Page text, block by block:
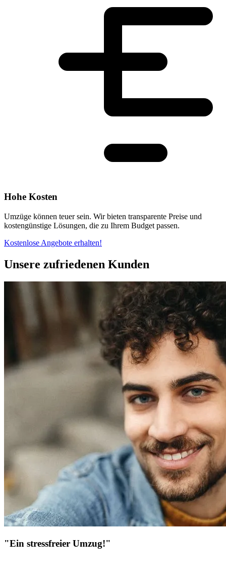
Hohe Kosten
Umzüge können teuer sein. Wir bieten transparente Preise und
kostengünstige Lösungen, die zu Ihrem Budget passen.
Kostenlose Angebote erhalten!
Unsere zufriedenen Kunden
"Ein stressfreier Umzug!"